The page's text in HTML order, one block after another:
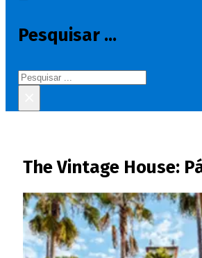
Pesquisar ...
Pesquisar
The Vintage House: